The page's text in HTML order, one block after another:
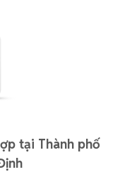
tại Thành phố